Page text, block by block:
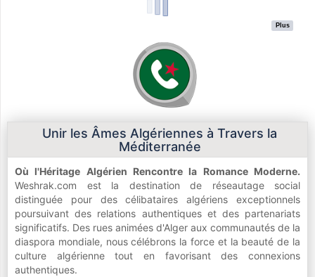
Plus
Unir les Âmes Algériennes à Travers la
Méditerranée
Où l'Héritage Algérien Rencontre la Romance Moderne.
Weshrak.com est la destination de réseautage social
distinguée pour des célibataires algériens exceptionnels
poursuivant des relations authentiques et des partenariats
significatifs. Des rues animées d'Alger aux communautés de la
diaspora mondiale, nous célébrons la force et la beauté de la
culture algérienne tout en favorisant des connexions
authentiques.